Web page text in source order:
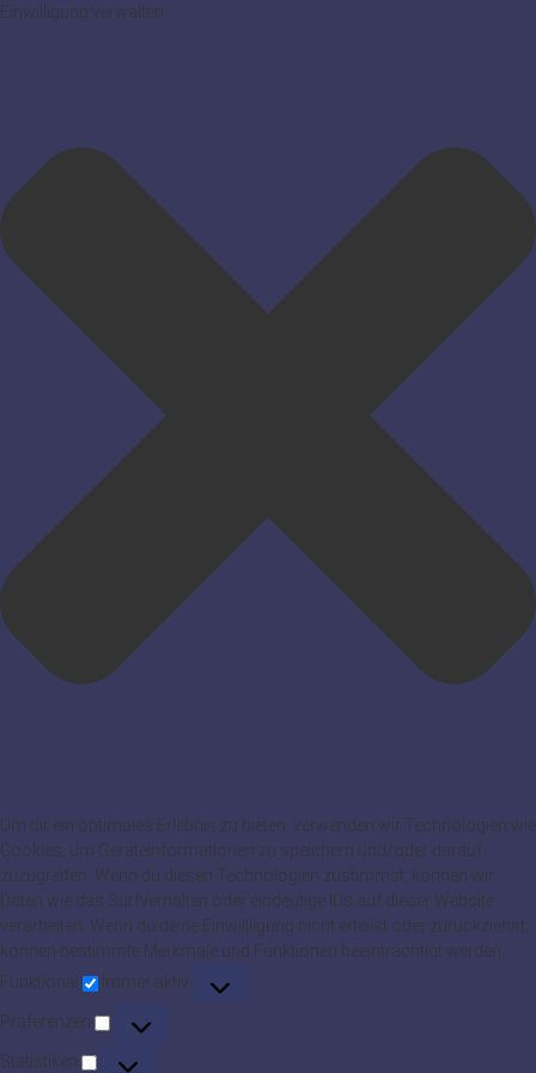
Einwilligung verwalten
Um dir ein optimales Erlebnis zu bieten, verwenden wir Technologien wie
Cookies, um Geräteinformationen zu speichern und/oder darauf
zuzugreifen. Wenn du diesen Technologien zustimmst, können wir
Daten wie das Surfverhalten oder eindeutige IDs auf dieser Website
verarbeiten. Wenn du deine Einwillligung nicht erteilst oder zurückziehst,
können bestimmte Merkmale und Funktionen beeinträchtigt werden.
Funktional
Funktional
Immer aktiv
Präferenzen
Statistiken